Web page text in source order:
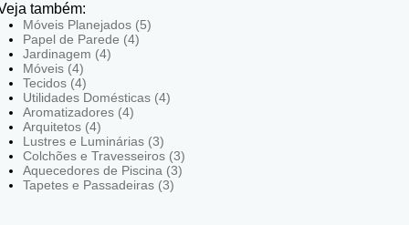
também:
Móveis Planejados (5)
Papel de Parede (4)
Jardinagem (4)
Móveis (4)
Tecidos (4)
Utilidades Domésticas (4)
Aromatizadores (4)
Arquitetos (4)
Lustres e Luminárias (3)
Colchões e Travesseiros (3)
Aquecedores de Piscina (3)
Tapetes e Passadeiras (3)